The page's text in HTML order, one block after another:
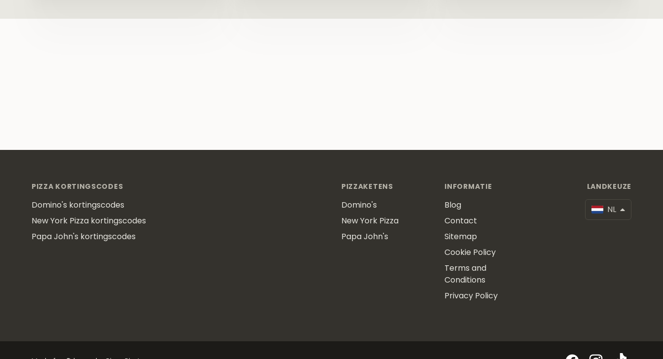
PIZZA KORTINGSCODES
Domino's kortingscodes
New York Pizza kortingscodes
Papa John's kortingscodes
PIZZAKETENS
Domino's
New York Pizza
Papa John's
INFORMATIE
Blog
Contact
Sitemap
Cookie Policy
Terms and
Conditions
Privacy Policy
LANDKEUZE
NL